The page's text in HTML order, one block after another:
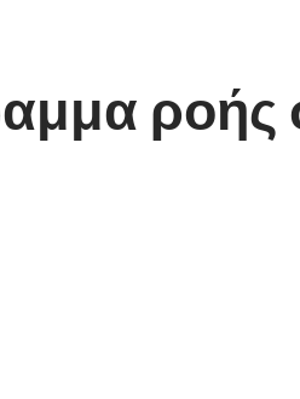
ροής